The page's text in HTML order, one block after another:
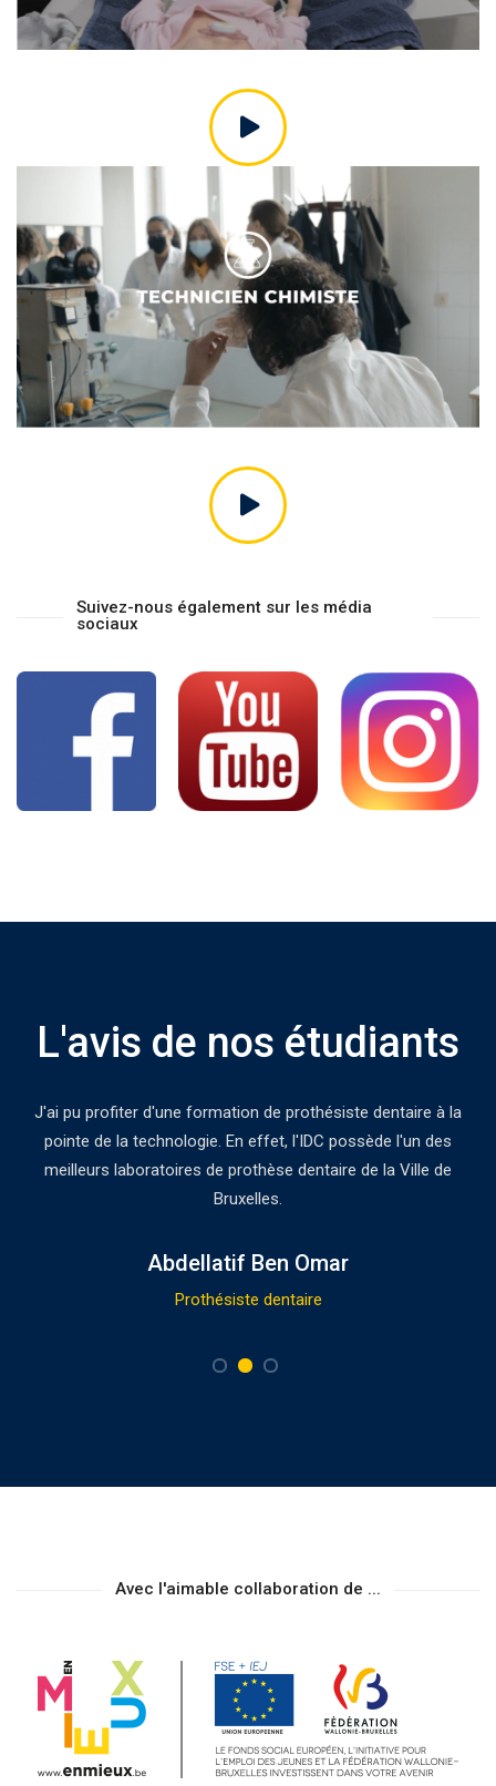
Suivez-nous également sur les média
sociaux
L'avis de nos étudiants
J'ai pu profiter d'une formation de prothésiste dentaire à la
pointe de la technologie. En effet, l'IDC possède l'un des
meilleurs laboratoires de prothèse dentaire de la Ville de
Bruxelles.
Abdellatif Ben Omar
Prothésiste dentaire
Avec l'aimable collaboration de ...